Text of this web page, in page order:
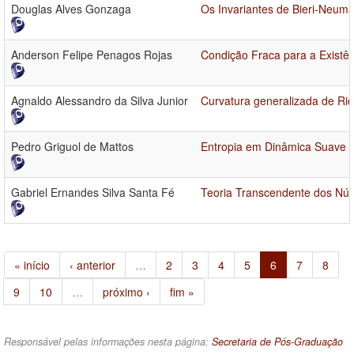
Douglas Alves Gonzaga Os Invariantes de Bieri-
Anderson Felipe Penagos Rojas Condição Fraca para a
Agnaldo Alessandro da Silva Junior Curvatura generalizada de
Pedro Griguol de Mattos Entropia em Dinâmica Suave
Gabriel Ernandes Silva Santa Fé Teoria Transcendente dos
« início ‹ anterior … 2 3 4 5 6 7
8
9
10 … próximo › fim »
Responsável pelas informações nesta página: Secretaria de Pós-Graduação